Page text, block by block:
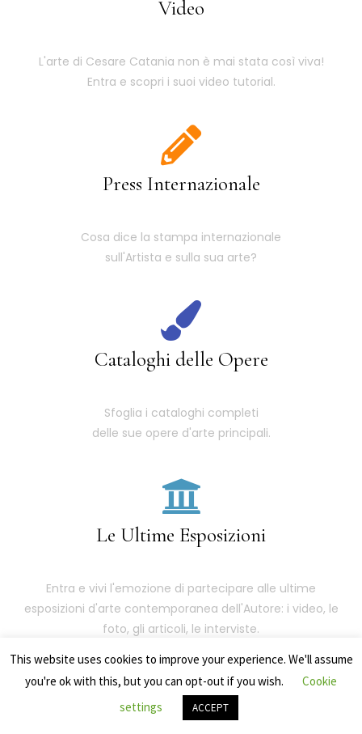
Video
L'arte di Cesare Catania non è mai stata così viva!
Entra e scopri i suoi video tutorial.
Press Internazionale
Cosa dice la stampa internazionale
sull'Artista e sulla sua arte?
Cataloghi delle Opere
Sfoglia i cataloghi completi
delle sue opere d'arte principali.
Le Ultime Esposizioni
Entra e vivi l'emozione di partecipare alle ultime
esposizioni d'arte contemporanea dell'Autore: i video, le
foto, gli articoli, le interviste.
This website uses cookies to improve your experience. We'll assume
you're ok with this, but you can opt-out if you wish.
Cookie
settings
ACCEPT